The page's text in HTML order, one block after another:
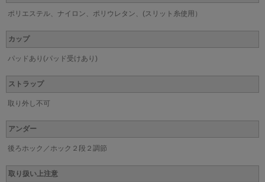
ポリエステル、ナイロン、ポリウレタン、(スリット糸使用）
カップ
パッドあり(パッド受けあり)
ストラップ
取り外し不可
アンダー
後ろホック／ホック２段２調節
取り扱い上注意